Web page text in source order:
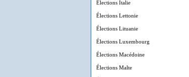
Élections Italie
Élections Lettonie
Élections Lituanie
Élections Luxembourg
Élections Macédoine
Élections Malte